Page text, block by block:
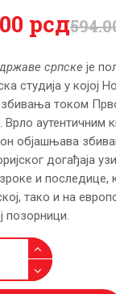
594.
00 рсд
српске је
студија у којој
збивања током
Врло аутентичним
објашњава
догађаја
и последице,
тако и на
позорници.